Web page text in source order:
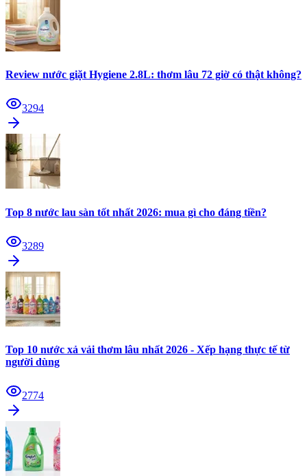
Review nước giặt Hygiene 2.8L: thơm lâu 72 giờ có thật không?
3294
Top 8 nước lau sàn tốt nhất 2026: mua gì cho đáng tiền?
3289
Top 10 nước xả vải thơm lâu nhất 2026 - Xếp hạng thực tế từ
người dùng
2774